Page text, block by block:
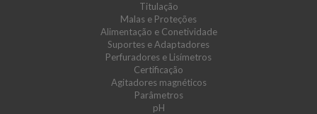
Titulação
Malas e Proteções
Alimentação e Conetividade
Suportes e Adaptadores
Perfuradores e Lisímetros
Certificação
Agitadores magnéticos
Parâmetros
pH